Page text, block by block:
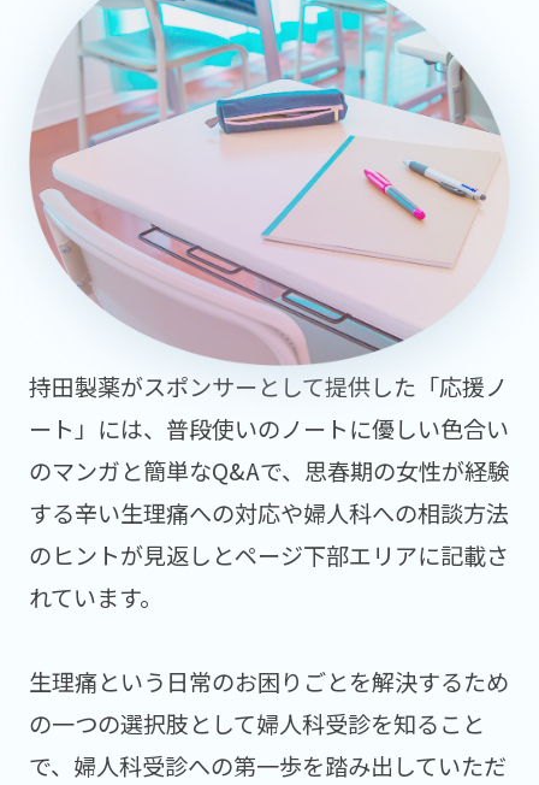
持田製薬がスポンサーとして提供した「応援ノ
ート」には、普段使いのノートに優しい色合い
のマンガと簡単なQ&Aで、思春期の女性が経験
する辛い生理痛への対応や婦人科への相談方法
のヒントが見返しとページ下部エリアに記載さ
れています。
生理痛という日常のお困りごとを解決するため
の一つの選択肢として婦人科受診を知ること
で、婦人科受診への第一歩を踏み出していただ